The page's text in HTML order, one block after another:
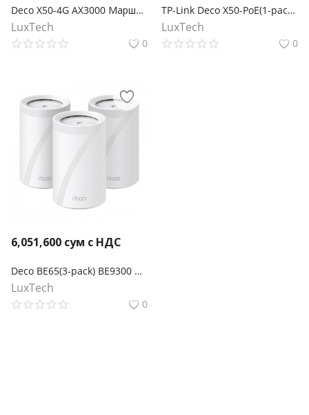
Deco X50-4G AX3000 Маршрутизатор Mesh-системы Wi-Fi 6 с 4G+ модемом
LuxTech
0
TP-Link Deco X50-PoE(1-pack) Mesh-модуль AX3000 с поддержкой PoE
LuxTech
0
6,051,600 сум с НДС
Deco BE65(3-pack) BE9300 Трехдиапазонная Mesh-система Wi-Fi 7
LuxTech
0